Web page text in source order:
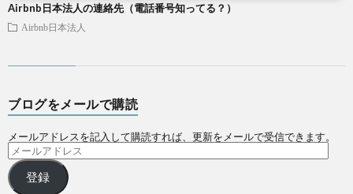
Airbnb日本法人の連絡先（電話番号知ってる？）
Airbnb日本法人
ブログをメールで購読
メールアドレスを記入して購読すれば、更新をメールで受信できます。
登録